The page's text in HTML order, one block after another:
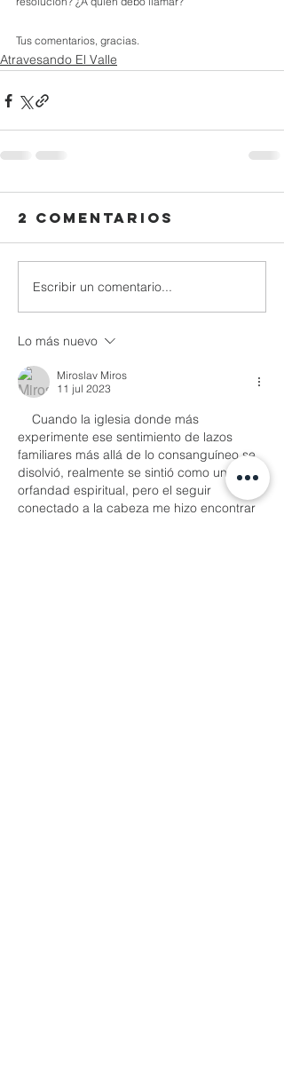
Tus comentarios, gracias.
Atravesando El Valle
2 comentarios
Escribir un comentario...
Lo más nuevo
Miroslav Miros
11 jul 2023
experimente ese sentimiento de lazos
familiares más allá de lo consanguíneo se
disolvió, realmente se sintió como una
orfandad espiritual, pero el seguir
conectado a la cabeza me hizo encontrar